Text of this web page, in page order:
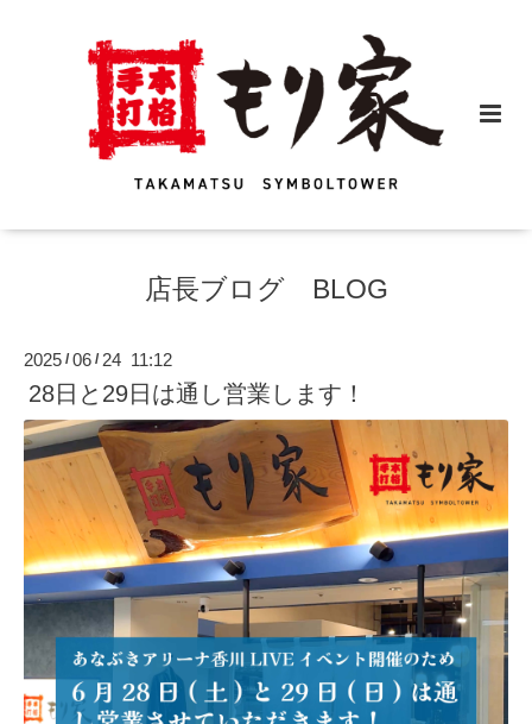
店長ブログ BLOG
2025 /06 / 24 11:12
28日と29日は通し営業します！